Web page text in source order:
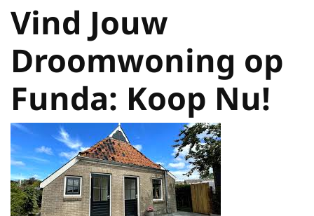
Vind Jouw
Droomwoning op
Funda: Koop Nu!